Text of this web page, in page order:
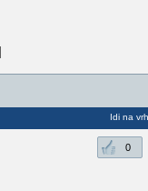
Idi na vrh
0